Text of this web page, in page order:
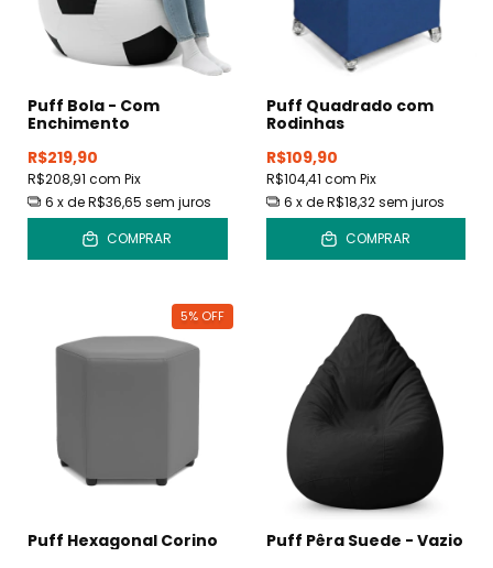
Puff Bola - Com
Enchimento
R$219,90
R$208,91 com Pix
6 x deR$36,65 sem juros
COMPRAR
Puff Quadrado com
Rodinhas
R$109,90
R$104,41 com Pix
6 x deR$18,32 sem juros
COMPRAR
5% OFF
Puff Hexagonal Corino
Puff Pêra Suede - Vazio